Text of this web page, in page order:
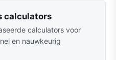
calculators
calculators voor
en nauwkeurig